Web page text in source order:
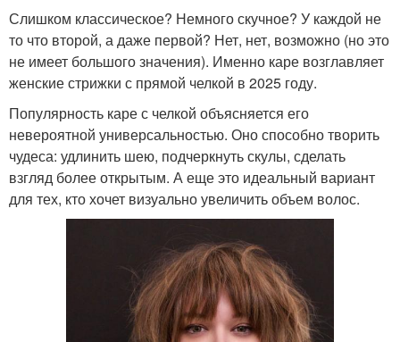
Слишком классическое? Немного скучное? У каждой не
то что второй, а даже первой? Нет, нет, возможно (но это
не имеет большого значения). Именно каре возглавляет
женские стрижки с прямой челкой в 2025 году.
Популярность каре с челкой объясняется его
невероятной универсальностью. Оно способно творить
чудеса: удлинить шею, подчеркнуть скулы, сделать
взгляд более открытым. А еще это идеальный вариант
для тех, кто хочет визуально увеличить объем волос.